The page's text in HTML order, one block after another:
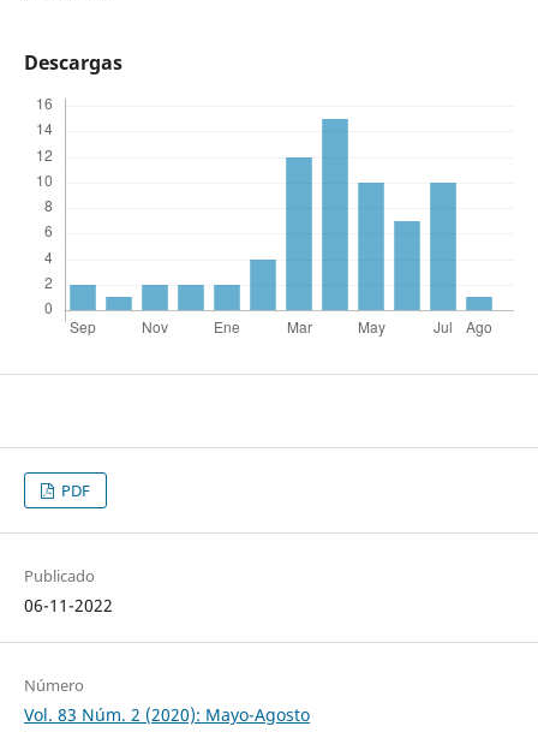
Descargas
PDF
Publicado
06-11-2022
Número
Vol. 83 Núm. 2 (2020): Mayo-Agosto